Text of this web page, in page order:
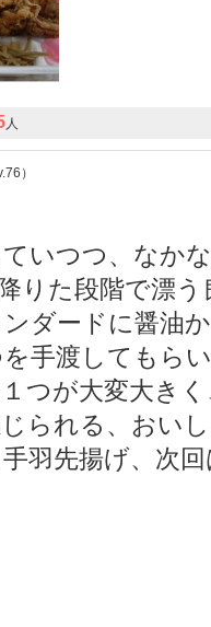
人
）
いつつ、なか
りた段階で漂
ダードに醤油
手渡してもら
つが大変大き
られる、おい
羽先揚げ、次